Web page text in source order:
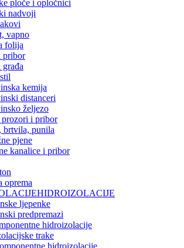
ploče i opločnici
nadvoji
vapno
folija
pribor
kemija
distanceri
željezo
i pribor
brtvila, punila
pjene
kanalice i pribor
oprema
HIDROIZOLACIJE
ljepenke
predpremazi
hidroizolacije
trake
hidroizolacije